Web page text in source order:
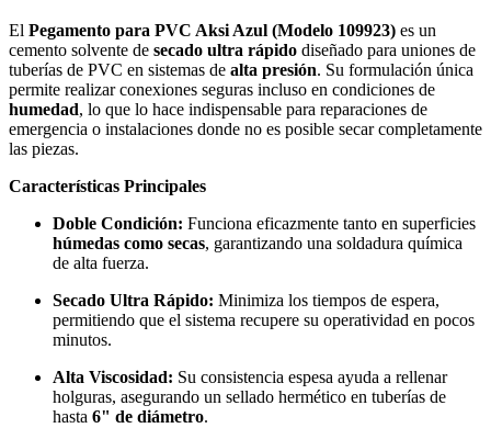
El Pegamento para PVC Aksi Azul (Modelo 109923) es un
cemento solvente de secado ultra rápido diseñado para uniones de
tuberías de PVC en sistemas de alta presión. Su formulación única
permite realizar conexiones seguras incluso en condiciones de
humedad, lo que lo hace indispensable para reparaciones de
emergencia o instalaciones donde no es posible secar completamente
las piezas.
Características Principales
Doble Condición: Funciona eficazmente tanto en superficies
húmedas como secas, garantizando una soldadura química
de alta fuerza.
Secado Ultra Rápido: Minimiza los tiempos de espera,
permitiendo que el sistema recupere su operatividad en pocos
minutos.
Alta Viscosidad: Su consistencia espesa ayuda a rellenar
holguras, asegurando un sellado hermético en tuberías de
hasta 6" de diámetro.